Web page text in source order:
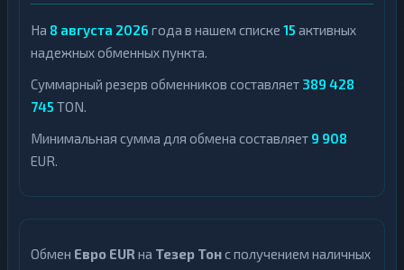
На 8 августа 2026 года в нашем списке 15 активных
надежных обменных пункта.
Суммарный резерв обменников составляет 389 428
745 TON.
Минимальная сумма для обмена составляет 9 908
EUR.
Обмен Евро EUR на Тезер Тонс получением наличных